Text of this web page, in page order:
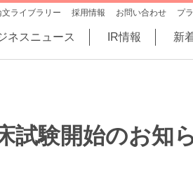
文ライブラリー 採用情報 お問い合わせ プ
ネスニュース IR情報 新
試験開始のお知